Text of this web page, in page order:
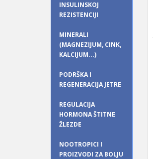
INSULINSKOJ
REZISTENCIJI
MINERALI
(MAGNEZIJUM, CINK,
KALCIJUM...)
PODRŠKA I
REGENERACIJA JETRE
REGULACIJA
HORMONA ŠTITNE
ŽLEZDE
NOOTROPICI I
PROIZVODI ZA BOLJU